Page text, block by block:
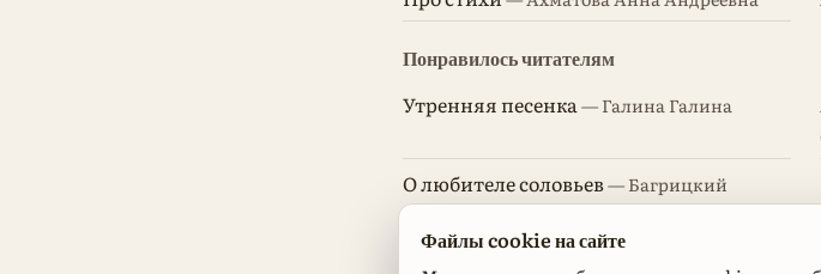
Понравилось читателям
Утренняя песенка — Галина Галина
О любителе соловьев— Багрицкий
Эдуард Георгиевич
Файлы cookie на сайте